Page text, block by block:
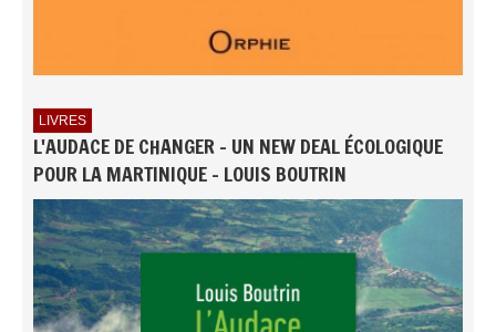
LIVRES
L'AUDACE DE CHANGER - UN NEW DEAL ÉCOLOGIQUE
POUR LA MARTINIQUE - LOUIS BOUTRIN